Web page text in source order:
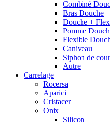
Combiné
Bras Douche
Douche +
Pomme
Flexible
Caniveau
Siphon de cour
Autre
Carrelage
Rocersa
Aparici
Cristacer
Onix
Silicon